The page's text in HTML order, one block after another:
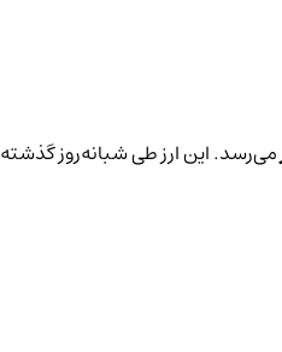
می‌رسد. این ارز طی شبانه‌روز گذشته